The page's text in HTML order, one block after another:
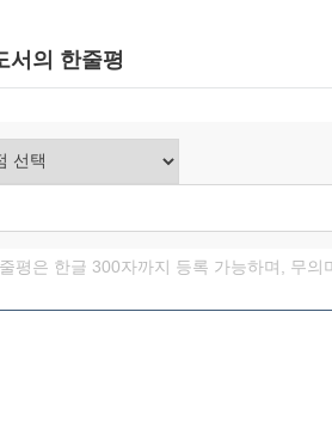
서의 한줄평
평은 한글 300자까지 등록 가능하며, 무의